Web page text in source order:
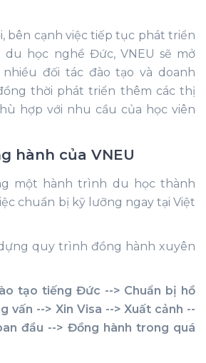
bên cạnh việc tiếp tục phát triển
học nghề Đức, VNEU sẽ mở
đối tác đào tạo và doanh
thời phát triển thêm các thị
hợp với nhu cầu của học viên
hành của VNEU
một hành trình du học thành
chuẩn bị kỹ lưỡng ngay tại Việt
dựng quy trình đồng hành xuyên
tạo tiếng Đức --> Chuẩn bị hồ
vấn --> Xin Visa --> Xuất cảnh --
đầu --> Đồng hành trong quá